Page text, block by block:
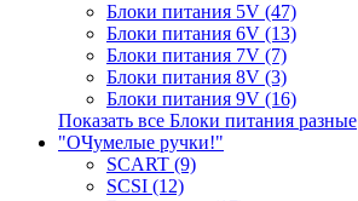
Блоки питания 5V (47)
Блоки питания 6V (13)
Блоки питания 7V (7)
Блоки питания 8V (3)
Блоки питания 9V (16)
Показать все Блоки питания разные
"ОЧумелые ручки!"
SCART (9)
SCSI (12)